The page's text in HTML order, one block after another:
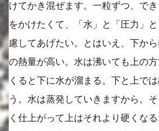
けてかき混ぜます。一粒ずつ、で
をかけたくて、「水」と「圧力」
慮してあげたい。とはいえ、下か
の熱量が高い。水は沸いても上の
くると下に水が溜まる。下と上で
う。水は蒸発していきますから。
く仕上がって上はそれより硬くな